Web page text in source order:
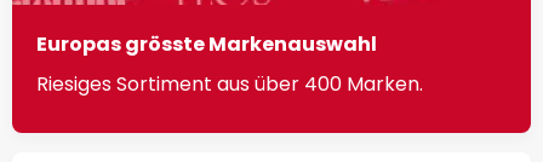
Europas grösste Markenauswahl
Riesiges Sortiment aus über 400 Marken.